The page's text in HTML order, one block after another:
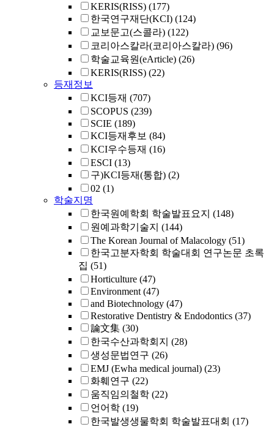
KERIS(RISS) (177)
한국연구재단(KCI) (124)
교보문고(스콜라) (122)
코리아스칼라(코리아스칼라) (96)
학술교육원(eArticle) (26)
KERIS(RISS) (22)
등재정보
KCI등재 (707)
SCOPUS (239)
SCIE (189)
KCI등재후보 (84)
KCI우수등재 (16)
ESCI (13)
구)KCI등재(통합) (2)
02 (1)
학술지명
한국원예학회 학술발표요지 (148)
원예과학기술지 (144)
The Korean Journal of Malacology (51)
한국고분자학회 학술대회 연구논문 초록
집 (51)
Horticulture (47)
Environment (47)
and Biotechnology (47)
Restorative Dentistry & Endodontics (37)
論文集 (30)
한국수산과학회지 (28)
생성문법연구 (26)
EMJ (Ewha medical journal) (23)
화훼연구 (22)
움직임의철학 (22)
언어학 (19)
한국발생생물학회 학술발표대회 (17)